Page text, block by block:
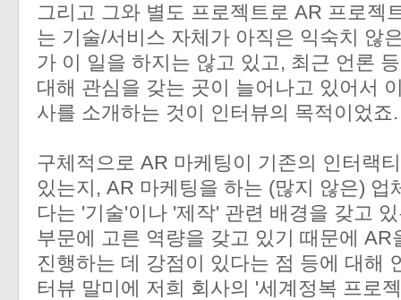
그리고 그와 별도 프로젝트로 AR 프로젝
는 기술/서비스 자체가 아직은 익숙치 않
가 이 일을 하지는 않고 있고, 최근 언론
대해 관심을 갖는 곳이 늘어나고 있어서
사를 소개하는 것이 인터뷰의 목적이었죠.
구체적으로 AR 마케팅이 기존의 인터랙
있는지, AR 마케팅을 하는 (많지 않은) 업
다는 '기술'이나 '제작' 관련 배경을 갖고
부문에 고른 역량을 갖고 있기 때문에
진행하는 데 강점이 있다는 점 등에 대해
터뷰 말미에 저희 회사의 '세계정복 프로